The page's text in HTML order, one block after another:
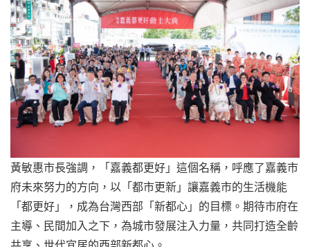
黃敏惠市長強調，「嘉義都更好」這個名稱，呼應了嘉義市
府未來努力的方向，以「都市更新」讓嘉義市的生活機能
「都更好」，成為台灣西部「新都心」的目標。期待市府在
主導、民間加入之下，為城市發展注入力量，共同打造全齡